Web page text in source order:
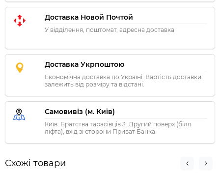
Доставка Новой Почтой
У відділення, поштомат, адресна доставка
Доставка Укрпоштою
Економічна доставка по Україні. Вартість доставки
залежить від розміру та відстані.
Самовивіз (м. Київ)
Київ. Братства тарасівців 3. Другий поверх (біля
ліфта), вхід зі сторони Приват Банка
Схожі товари